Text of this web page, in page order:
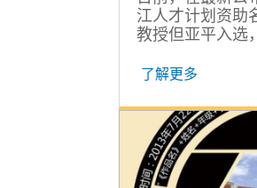
江人才计划资助
教授但亚平入选
了解更多